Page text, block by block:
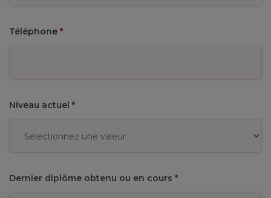
Téléphone *
Niveau actuel *
Dernier diplôme obtenu ou en cours *